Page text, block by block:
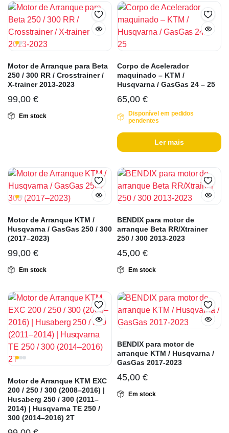
Motor de Arranque para Beta
250 / 300 RR / Crosstrainer /
X-trainer 2013-2023
99,00 €
Em stock
Corpo de Acelerador
maquinado – KTM /
Husqvarna / GasGas 24 – 25
65,00 €
Disponível em pedidos
pendentes
Ler mais
Motor de Arranque KTM /
Husqvarna / GasGas 250 / 300
(2017–2023)
99,00 €
Em stock
BENDIX para motor de
arranque Beta RR/Xtrainer
250 / 300 2013-2023
45,00 €
Em stock
Motor de Arranque KTM EXC
200 / 250 / 300 (2008–2016) |
Husaberg 250 / 300 (2011–
2014) | Husqvarna TE 250 /
300 (2014–2016) 2T
BENDIX para motor de
arranque KTM / Husqvarna /
GasGas 2017-2023
45,00 €
Em stock